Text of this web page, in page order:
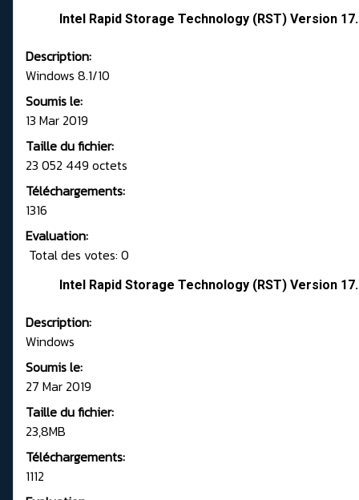
Intel Rapid Storage Technology (RST) Version
Description:
Windows 8.1/10
Soumis le:
13 Mar 2019
Taille du fichier:
23 052 449 octets
Téléchargements:
1316
Evaluation:
Total des votes: 0
Intel Rapid Storage Technology (RST) Version
Description:
Windows
Soumis le:
27 Mar 2019
Taille du fichier:
23,8MB
Téléchargements:
1112